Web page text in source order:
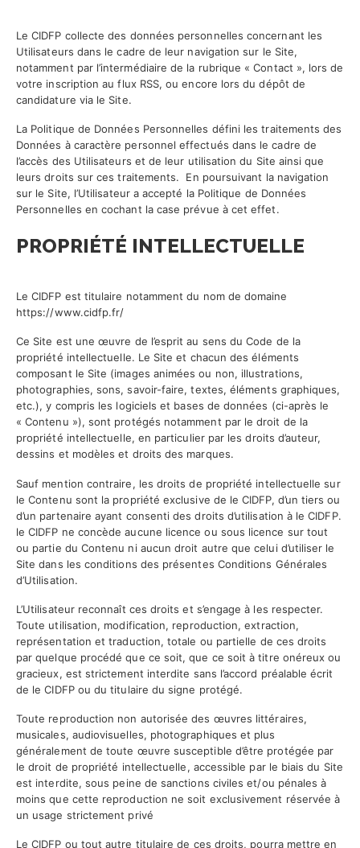
Le CIDFP collecte des données personnelles concernant les
Utilisateurs dans le cadre de leur navigation sur le Site,
notamment par l’intermédiaire de la rubrique « Contact », lors de
votre inscription au flux RSS, ou encore lors du dépôt de
candidature via le Site.
La Politique de Données Personnelles défini les traitements des
Données à caractère personnel effectués dans le cadre de
l’accès des Utilisateurs et de leur utilisation du Site ainsi que
leurs droits sur ces traitements. En poursuivant la navigation
sur le Site, l’Utilisateur a accepté la Politique de Données
Personnelles en cochant la case prévue à cet effet.
PROPRIÉTÉ INTELLECTUELLE
Le CIDFP est titulaire notamment du nom de domaine
https://www.cidfp.fr/
Ce Site est une œuvre de l’esprit au sens du Code de la
propriété intellectuelle. Le Site et chacun des éléments
composant le Site (images animées ou non, illustrations,
photographies, sons, savoir-faire, textes, éléments graphiques,
etc.), y compris les logiciels et bases de données (ci-après le
« Contenu »), sont protégés notamment par le droit de la
propriété intellectuelle, en particulier par les droits d’auteur,
dessins et modèles et droits des marques.
Sauf mention contraire, les droits de propriété intellectuelle sur
le Contenu sont la propriété exclusive de le CIDFP, d’un tiers ou
d’un partenaire ayant consenti des droits d’utilisation à le CIDFP.
le CIDFP ne concède aucune licence ou sous licence sur tout
ou partie du Contenu ni aucun droit autre que celui d’utiliser le
Site dans les conditions des présentes Conditions Générales
d’Utilisation.
L’Utilisateur reconnaît ces droits et s’engage à les respecter.
Toute utilisation, modification, reproduction, extraction,
représentation et traduction, totale ou partielle de ces droits
par quelque procédé que ce soit, que ce soit à titre onéreux ou
gracieux, est strictement interdite sans l’accord préalable écrit
de le CIDFP ou du titulaire du signe protégé.
Toute reproduction non autorisée des œuvres littéraires,
musicales, audiovisuelles, photographiques et plus
généralement de toute œuvre susceptible d’être protégée par
le droit de propriété intellectuelle, accessible par le biais du Site
est interdite, sous peine de sanctions civiles et/ou pénales à
moins que cette reproduction ne soit exclusivement réservée à
un usage strictement privé
Le CIDFP ou tout autre titulaire de ces droits, pourra mettre en